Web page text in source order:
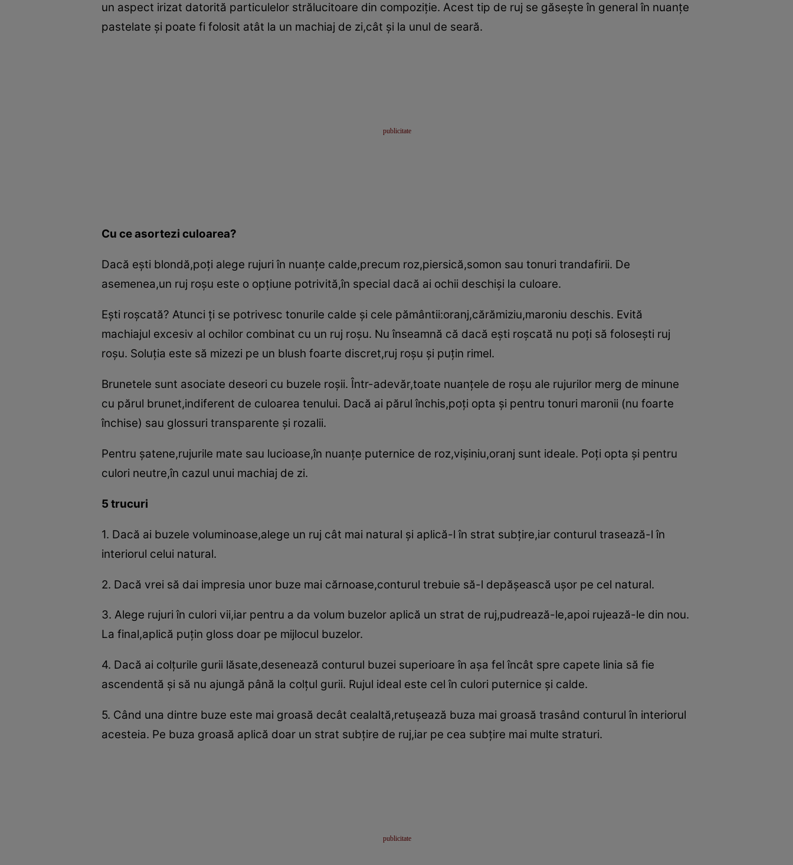
un aspect irizat datorită particulelor strălucitoare din compoziţie. Acest tip de ruj se găseşte în general în nuanţe
pastelate şi poate fi folosit atât la un machiaj de zi,cât şi la unul de seară.
Cu ce asortezi culoarea?
Dacă eşti blondă,poţi alege rujuri în nuanţe calde,precum roz,piersică,somon sau tonuri trandafirii. De
asemenea,un ruj roşu este o opţiune potrivită,în special dacă ai ochii deschişi la culoare.
Eşti roşcată? Atunci ţi se potrivesc tonurile calde şi cele pământii:oranj,cărămiziu,maroniu deschis. Evită
machiajul excesiv al ochilor combinat cu un ruj roşu. Nu înseamnă că dacă eşti roşcată nu poţi să foloseşti ruj
roşu. Soluţia este să mizezi pe un blush foarte discret,ruj roşu şi puţin rimel.
Brunetele sunt asociate deseori cu buzele roşii. Într-adevăr,toate nuanţele de roşu ale rujurilor merg de minune
cu părul brunet,indiferent de culoarea tenului. Dacă ai părul închis,poţi opta şi pentru tonuri maronii (nu foarte
închise) sau glossuri transparente şi rozalii.
Pentru şatene,rujurile mate sau lucioase,în nuanţe puternice de roz,vişiniu,oranj sunt ideale. Poţi opta şi pentru
culori neutre,în cazul unui machiaj de zi.
5 trucuri
1. Dacă ai buzele voluminoase,alege un ruj cât mai natural şi aplică-l în strat subţire,iar conturul trasează-l în
interiorul celui natural.
2. Dacă vrei să dai impresia unor buze mai cărnoase,conturul trebuie să-l depăşească uşor pe cel natural.
3. Alege rujuri în culori vii,iar pentru a da volum buzelor aplică un strat de ruj,pudrează-le,apoi rujează-le din nou.
La final,aplică puţin gloss doar pe mijlocul buzelor.
4. Dacă ai colţurile gurii lăsate,desenează conturul buzei superioare în aşa fel încât spre capete linia să fie
ascendentă şi să nu ajungă până la colţul gurii. Rujul ideal este cel în culori puternice şi calde.
5. Când una dintre buze este mai groasă decât cealaltă,retuşează buza mai groasă trasând conturul în interiorul
acesteia. Pe buza groasă aplică doar un strat subţire de ruj,iar pe cea subţire mai multe straturi.